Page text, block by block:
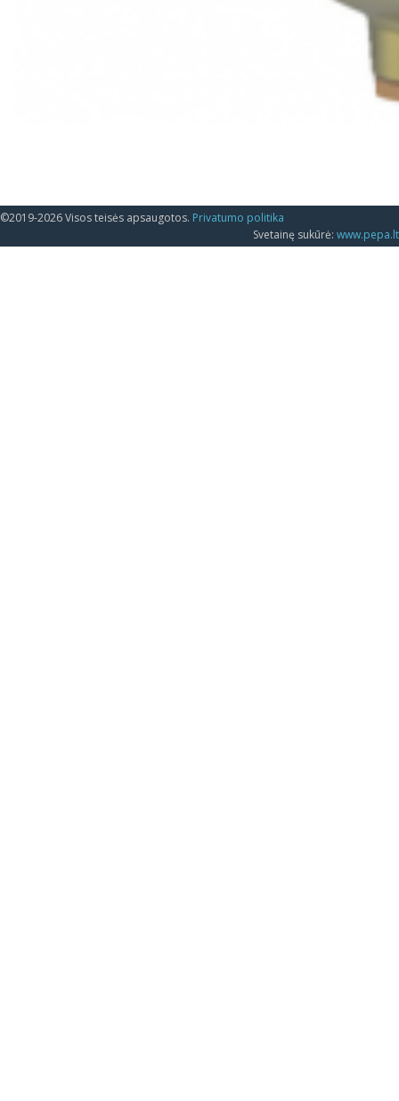
©2019-2026 Visos teisės apsaugotos. Privatumo politika
Svetainę sukūrė: www.pepa.lt